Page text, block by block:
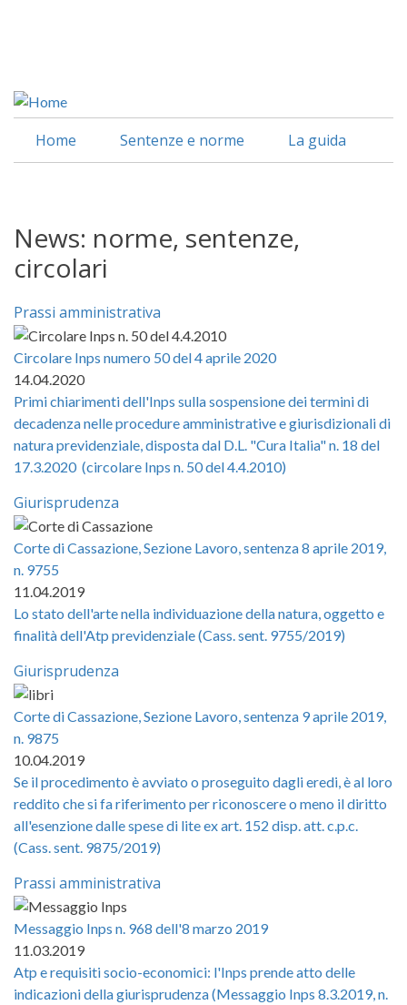
Home Sentenze e norme La guida
News: norme, sentenze,
circolari
Prassi amministrativa
Circolare Inps numero 50 del 4 aprile 2020
14.04.2020
Primi chiarimenti dell'Inps sulla sospensione dei termini di
decadenza nelle procedure amministrative e giurisdizionali di
natura previdenziale, disposta dal D.L. "Cura Italia" n. 18 del
17.3.2020 (circolare Inps n. 50 del 4.4.2010)
Giurisprudenza
Corte di Cassazione, Sezione Lavoro, sentenza 8 aprile 2019,
n. 9755
11.04.2019
Lo stato dell'arte nella individuazione della natura, oggetto e
finalità dell'Atp previdenziale (Cass. sent. 9755/2019)
Giurisprudenza
Corte di Cassazione, Sezione Lavoro, sentenza 9 aprile 2019,
n. 9875
10.04.2019
Se il procedimento è avviato o proseguito dagli eredi, è al loro
reddito che si fa riferimento per riconoscere o meno il diritto
all'esenzione dalle spese di lite ex art. 152 disp. att. c.p.c.
(Cass. sent. 9875/2019)
Prassi amministrativa
Messaggio Inps n. 968 dell'8 marzo 2019
11.03.2019
Atp e requisiti socio-economici: l'Inps prende atto delle
indicazioni della giurisprudenza (Messaggio Inps 8.3.2019, n.